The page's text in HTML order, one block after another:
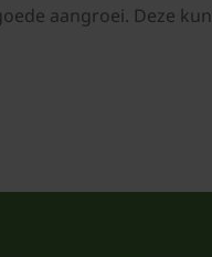
aangroei. Deze